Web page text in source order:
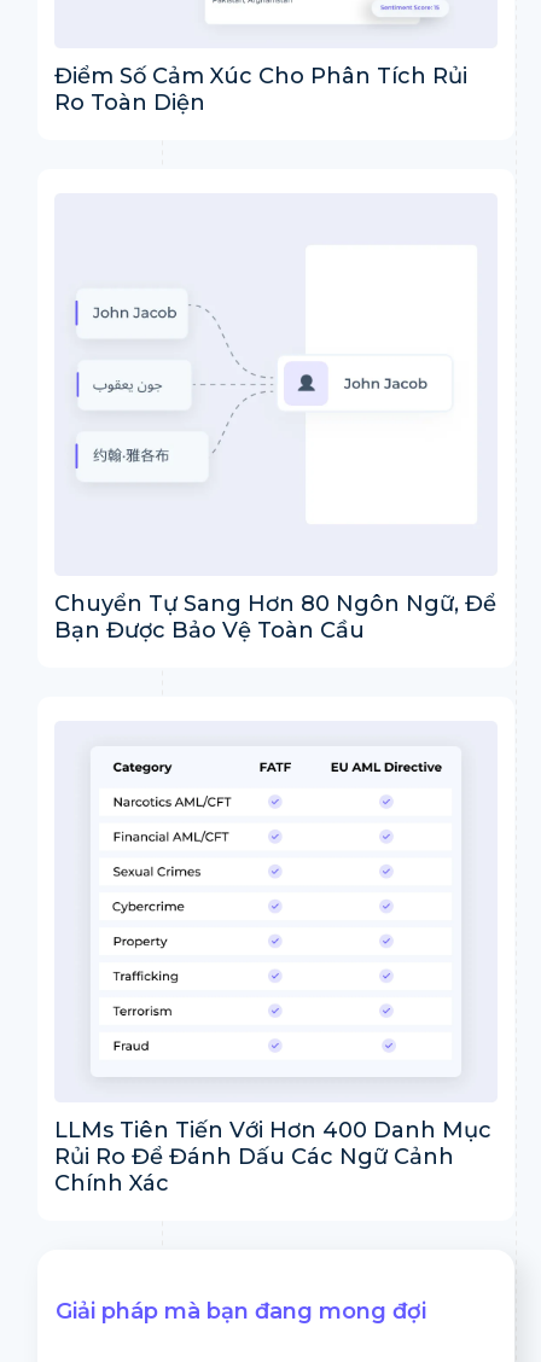
Điểm Số Cảm Xúc Cho Phân Tích Rủi
Ro Toàn Diện
Chuyển Tự Sang Hơn 80 Ngôn Ngữ, Để
Bạn Được Bảo Vệ Toàn Cầu
LLMs Tiên Tiến Với Hơn 400 Danh Mục
Rủi Ro Để Đánh Dấu Các Ngữ Cảnh
Chính Xác
Giải pháp mà bạn đang mong đợi